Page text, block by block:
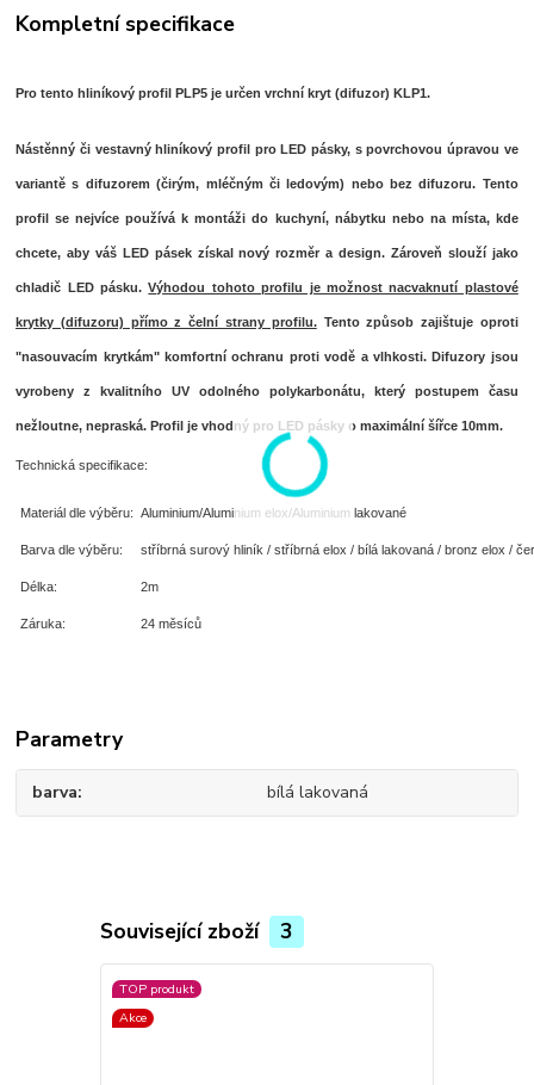
Kompletní specifikace
Pro tento hliníkový profil PLP5 je určen vrchní kryt (difuzor) KLP1.
Nástěnný či vestavný hliníkový profil pro LED pásky, s povrchovou úpravou ve
variantě s difuzorem (čirým, mléčným či ledovým) nebo bez difuzoru. Tento
profil se nejvíce používá k montáži do kuchyní, nábytku nebo na místa, kde
chcete, aby váš LED pásek získal nový rozměr a design. Zároveň slouží jako
chladič LED pásku.Výhodou tohoto profilu je možnost nacvaknutí plastové
krytky (difuzoru) přímo z čelní strany profilu.Tento způsob zajištuje oproti
"nasouvacím krytkám" komfortníochranu proti vodě a vlhkosti. Difuzory jsou
vyrobeny z kvalitního UV odolného polykarbonátu, který postupem času
nežloutne, nepraská. Profil je vhodný pro LED pásky o maximální šířce 10mm.
Technická specifikace:
Materiál dle výběru: Aluminium/Aluminium elox/Aluminium lakované
Barva dle výběru: stříbrná surový hliník / stříbrná elox / bílá lakovaná / bronz elox /
Délka: 2m
Záruka: 24 měsíců
Parametry
barva bílá lakovaná
Související zboží 3
TOP produkt
Akce